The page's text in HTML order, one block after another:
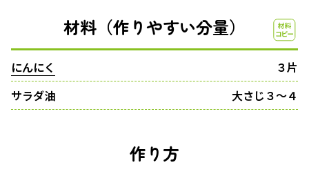
材料（作りやすい分量）
にんにく
３片
サラダ油
大さじ３〜４
作り方